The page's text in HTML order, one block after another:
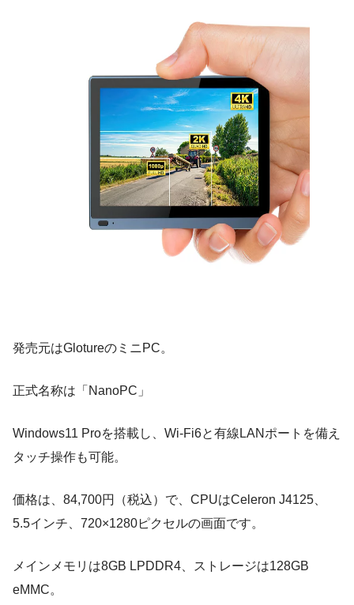
発売元はGlotureのミニPC。
正式名称は「NanoPC」
Windows11 Proを搭載し、Wi-Fi6と有線LANポートを備え
タッチ操作も可能。
価格は、84,700円（税込）で、CPUはCeleron J4125、
5.5インチ、720×1280ピクセルの画面です。
メインメモリは8GB LPDDR4、ストレージは128GB
eMMC。